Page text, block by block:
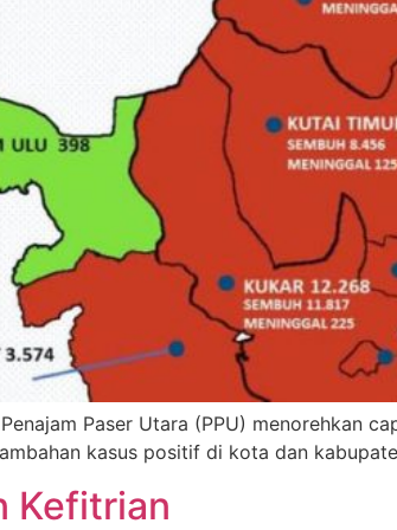
Paser Utara (PPU) menorehkan
kasus positif di kota dan
Kefitrian